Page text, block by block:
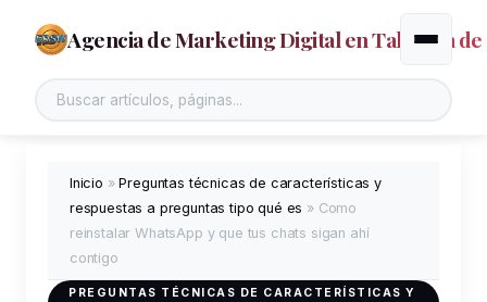
Agencia de Marketing Digital en Talavera de
Buscar en el sitio
Alternar
Inicio »Preguntas técnicas de características y
respuestas a preguntas tipo qué es » Como
reinstalar WhatsApp y que tus chats sigan ahí
contigo
PREGUNTAS TÉCNICAS DE CARACTERÍSTICAS Y